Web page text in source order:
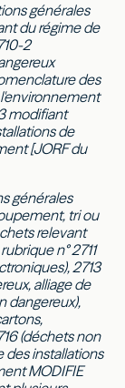
générales
du régime de
2
des
modifiant
de
[JORF du
générales
tri ou
relevant
n° 2711
2713
alliage de
dangereux),
(déchets non
des installations
MODIFIE